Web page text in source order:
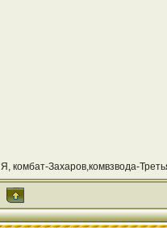
Я, комбат-Захаров,комвзвода-